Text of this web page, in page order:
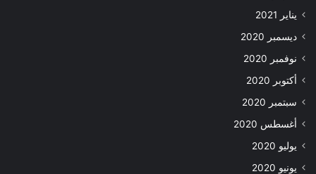
يناير 2021
ديسمبر 2020
نوفمبر 2020
أكتوبر 2020
سبتمبر 2020
أغسطس 2020
يوليو 2020
يونيو 2020